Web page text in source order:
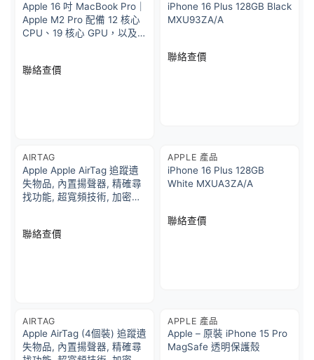
Apple 16 吋 MacBook Pro｜
Apple M2 Pro 配備 12 核心
CPU、19 核心 GPU，以及
聯絡查價
iPhone 16 Plus 128GB Black
MXU93ZA/A
聯絡查價
AIRTAG
Apple Apple AirTag 追蹤遺
失物品, 內置揚聲器, 精確尋
找功能, 超寬頻技術, 加密保
聯絡查價
APPLE 產品
iPhone 16 Plus 128GB
White MXUA3ZA/A
聯絡查價
AIRTAG
Apple AirTag (4個裝) 追蹤遺
失物品, 內置揚聲器, 精確尋
APPLE 產品
Apple – 原裝 iPhone 15 Pro
MagSafe 透明保護殼